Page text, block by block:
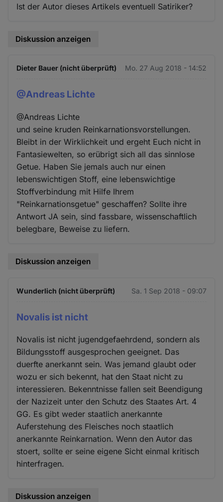
Ist der Autor dieses Artikels eventuell Satiriker?
Diskussion anzeigen
Dieter Bauer (nicht überprüft) Mo. 27 Aug 2018 - 14:52
@Andreas Lichte
@Andreas Lichte
und seine kruden Reinkarnationsvorstellungen.
Bleibt in der Wirklichkeit und ergeht Euch nicht in
Fantasiewelten, so erübrigt sich all das sinnlose
Getue. Haben Sie jemals auch nur einen
lebenswichtigen Stoff, eine lebenswichtige
Stoffverbindung mit Hilfe Ihrem
"Reinkarnationsgetue" geschaffen? Sollte ihre
Antwort JA sein, sind fassbare, wissenschaftlich
belegbare, Beweise zu liefern.
Diskussion anzeigen
Wunderlich (nicht überprüft) Sa. 1 Sep 2018 - 09:07
Novalis ist nicht
Novalis ist nicht jugendgefaehrdend, sondern als
Bildungsstoff ausgesprochen geeignet. Das
duerfte anerkannt sein. Was jemand glaubt oder
wozu er sich bekennt, hat den Staat nicht zu
interessieren. Bekenntnisse fallen seit Beendigung
der Nazizeit unter den Schutz des Staates Art. 4
GG. Es gibt weder staatlich anerkannte
Auferstehung des Fleisches noch staatlich
anerkannte Reinkarnation. Wenn den Autor das
stoert, sollte er seine eigene Sicht einmal kritisch
hinterfragen.
Diskussion anzeigen